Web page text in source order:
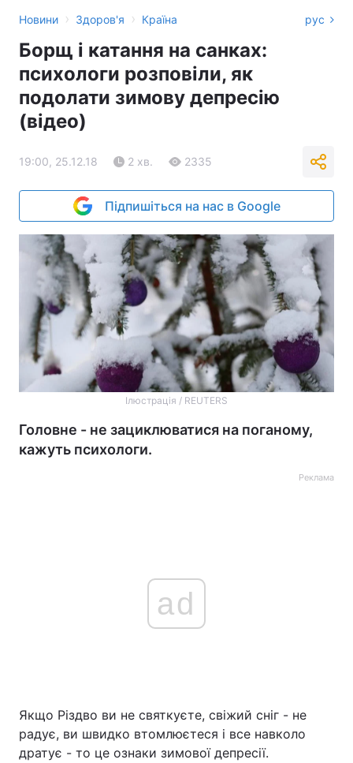
Новини › Здоров'я › Країна рус
Борщ і катання на санках:
психологи розповіли, як
подолати зимову депресію
(відео)
19:00, 25.12.18 2 хв. 2335
Підпишіться на нас в Google
Ілюстрація / REUTERS
Головне - не зациклюватися на поганому,
кажуть психологи.
Реклама
ad
Якщо Різдво ви не святкуєте, свіжий сніг - не
радує, ви швидко втомлюєтеся і все навколо
дратує - то це ознаки зимової депресії.